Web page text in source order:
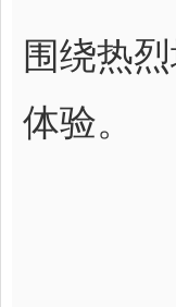
围绕热
体验。